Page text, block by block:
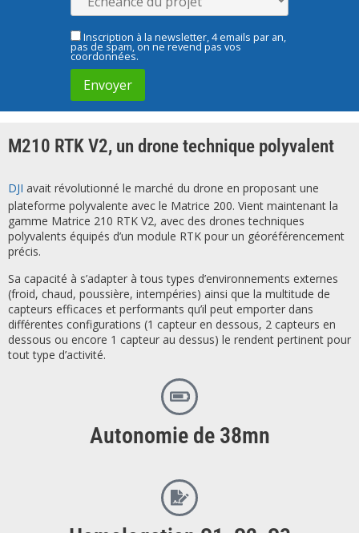
Inscription à la newsletter, 4 emails par an,
pas de spam, on ne revend pas vos
coordonnées.
M210 RTK V2, un drone technique polyvalent
DJI avait révolutionné le marché du drone en proposant une
plateforme polyvalente avec le Matrice 200. Vient maintenant la
gamme Matrice 210 RTK V2, avec des drones techniques
polyvalents équipés d’un module RTK pour un géoréférencement
précis.
Sa capacité à s’adapter à tous types d’environnements externes
(froid, chaud, poussière, intempéries) ainsi que la multitude de
capteurs efficaces et performants qu’il peut emporter dans
différentes configurations (1 capteur en dessous, 2 capteurs en
dessous ou encore 1 capteur au dessus) le rendent pertinent pour
tout type d’activité.
Autonomie de 38mn